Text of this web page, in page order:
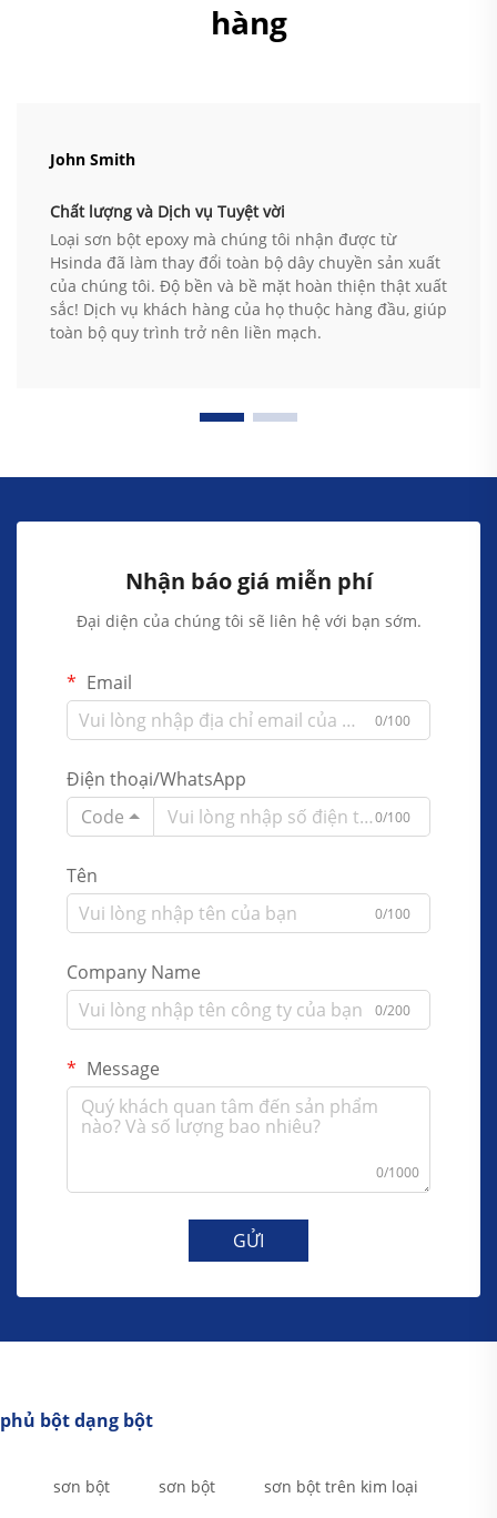
hàng
John Smith
Chất lượng và Dịch vụ Tuyệt vời
Loại sơn bột epoxy mà chúng tôi nhận được từ
Hsinda đã làm thay đổi toàn bộ dây chuyền sản xuất
của chúng tôi. Độ bền và bề mặt hoàn thiện thật xuất
sắc! Dịch vụ khách hàng của họ thuộc hàng đầu, giúp
toàn bộ quy trình trở nên liền mạch.
Nhận báo giá miễn phí
Đại diện của chúng tôi sẽ liên hệ với bạn sớm.
Email
0/100
Điện thoại/WhatsApp
Code
0/100
Tên
0/100
Company Name
0/200
Message
0/1000
GỬI
phủ bột dạng bột
sơn bột sơn bột sơn bột trên kim loại